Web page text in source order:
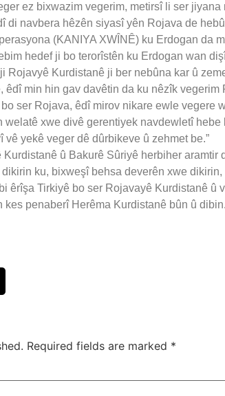
ez bixwazim vegerim, metirsî li ser
di navbera hêzên siyasî yên Rojava de
(KANIYA XWÎNÊ) ku Erdogan da
hedef ji bo terorîstên ku Erdogan wan
Rojavyê Kurdistanê ji ber nebûna kar û
êdî min hin gav davêtin da ku nêzîk
ser Rojava, êdî mirov nikare ewle vegere
welatê xwe divê gerentiyek navdewletî
yekê veger dê dûrbikeve û zehmet be.”
û Bakurê Sûriyê herbiher
ku, bixweşî behsa deverên xwe
êrîşa Tirkiyê bo ser Rojavayê Kurdistanê
penaberî Herêma Kurdistanê bûn û dibin.
Required fields are marked *